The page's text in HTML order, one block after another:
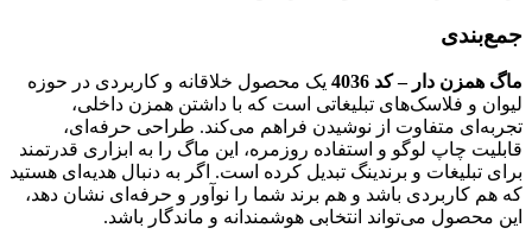
جمع‌بندی
ماگ همزن دار – کد 4036
یک محصول خلاقانه و کاربردی در حوزه
لیوان و فلاسک‌های تبلیغاتی است که با داشتن همزن داخلی،
تجربه‌ای متفاوت از نوشیدن فراهم می‌کند. طراحی حرفه‌ای،
قابلیت چاپ لوگو و استفاده روزمره، این ماگ را به ابزاری قدرتمند
برای تبلیغات و برندینگ تبدیل کرده است. اگر به دنبال هدیه‌ای هستید
که هم کاربردی باشد و هم برند شما را نوآور و حرفه‌ای نشان دهد،
این محصول می‌تواند انتخابی هوشمندانه و ماندگار باشد.